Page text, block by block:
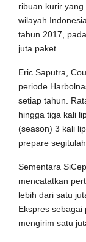
ribuan kurir
wilayah
tahun 2017,
juta paket.
Eric Saputra,
periode
setiap tahun.
hingga tiga kali
(season) 3 kali
prepare
Sementara
mencatatkan
lebih dari satu
Ekspres
mengirim satu